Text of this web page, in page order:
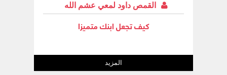
القمص داود لمعي عشم الله
كيف تجعل ابنك متميزا
المزيد